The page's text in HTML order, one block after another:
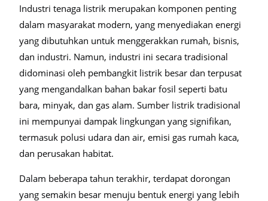
Industri tenaga listrik merupakan komponen penting
dalam masyarakat modern, yang menyediakan energi
yang dibutuhkan untuk menggerakkan rumah, bisnis,
dan industri. Namun, industri ini secara tradisional
didominasi oleh pembangkit listrik besar dan terpusat
yang mengandalkan bahan bakar fosil seperti batu
bara, minyak, dan gas alam. Sumber listrik tradisional
ini mempunyai dampak lingkungan yang signifikan,
termasuk polusi udara dan air, emisi gas rumah kaca,
dan perusakan habitat.
Dalam beberapa tahun terakhir, terdapat dorongan
yang semakin besar menuju bentuk energi yang lebih